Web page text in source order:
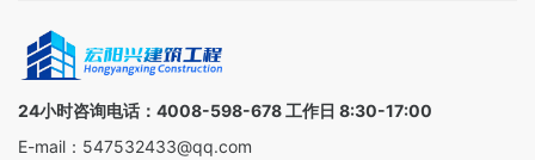
三线支持
24小时咨询电话：4008-598-678 工作日 8:30-17:00
E-mail：547532433@qq.com